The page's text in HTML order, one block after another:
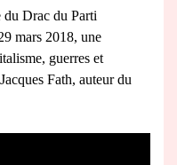
du Drac du Parti
mars 2018, une
guerres et
Fath, auteur du